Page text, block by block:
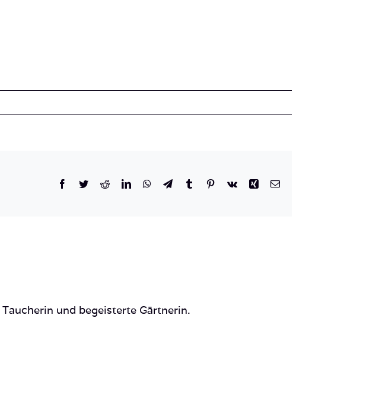
Facebook
TwitterRedditLinkedInWhatsApp
TelegramTumblr Pinterest
Vk Xing E-
und begeisterte Gärtnerin.